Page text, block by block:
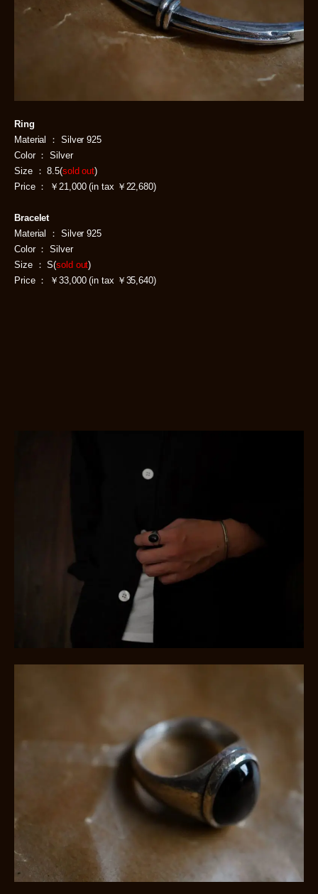
Ring
Material ： Silver 925
Color ： Silver
Size ： 8.5(sold out)
Price ： ￥21,000 (in tax ￥22,680)
Bracelet
Material ： Silver 925
Color ： Silver
Size ： S(sold out)
Price ： ￥33,000 (in tax ￥35,640)